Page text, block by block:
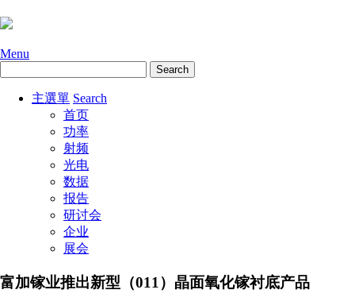
Menu
主選單 Search
首页
功率
射频
光电
数据
报告
研讨会
企业
展会
富加镓业推出新型（011）晶面氧化镓衬底产品